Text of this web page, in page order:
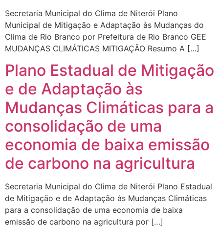
Secretaria Municipal do Clima de Niterói Plano
Municipal de Mitigação e Adaptação às Mudanças do
Clima de Rio Branco por Prefeitura de Rio Branco GEE
MUDANÇAS CLIMÁTICAS MITIGAÇÃO Resumo A […]
Plano Estadual de Mitigação
e de Adaptação às
Mudanças Climáticas para a
consolidação de uma
economia de baixa emissão
de carbono na agricultura
Secretaria Municipal do Clima de Niterói Plano Estadual
de Mitigação e de Adaptação às Mudanças Climáticas
para a consolidação de uma economia de baixa
emissão de carbono na agricultura por […]